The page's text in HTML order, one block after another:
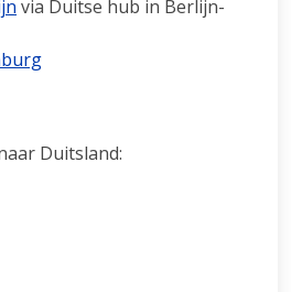
via Duitse hub in Berlijn-
Duitsland: